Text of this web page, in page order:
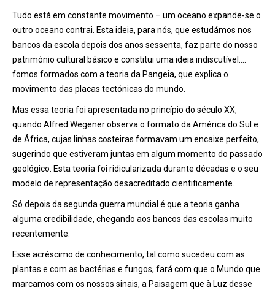
Tudo está em constante movimento – um oceano expande-se o
outro oceano contrai. Esta ideia, para nós, que estudámos nos
bancos da escola depois dos anos sessenta, faz parte do nosso
património cultural básico e constitui uma ideia indiscutível….
fomos formados com a teoria da Pangeia, que explica o
movimento das placas tectónicas do mundo.
Mas essa teoria foi apresentada no princípio do século XX,
quando Alfred Wegener observa o formato da América do Sul e
de África, cujas linhas costeiras formavam um encaixe perfeito,
sugerindo que estiveram juntas em algum momento do passado
geológico. Esta teoria foi ridicularizada durante décadas e o seu
modelo de representação desacreditado cientificamente.
Só depois da segunda guerra mundial é que a teoria ganha
alguma credibilidade, chegando aos bancos das escolas muito
recentemente.
Esse acréscimo de conhecimento, tal como sucedeu com as
plantas e com as bactérias e fungos, fará com que o Mundo que
marcamos com os nossos sinais, a Paisagem que à Luz desse